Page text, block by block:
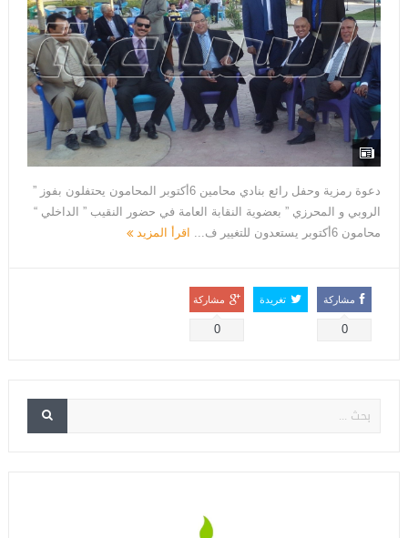
دعوة رمزية وحفل رائع بنادي محامين 6أكتوبر المحامون يحتفلون بفوز ”
الروبي و المحرزي ” بعضوية النقابة العامة في حضور النقيب ” الداخلي “
محامون 6أكتوبر يستعدون للتغيير ف...
اقرأ المزيد
مشاركة
0
تغريدة مشاركة
0